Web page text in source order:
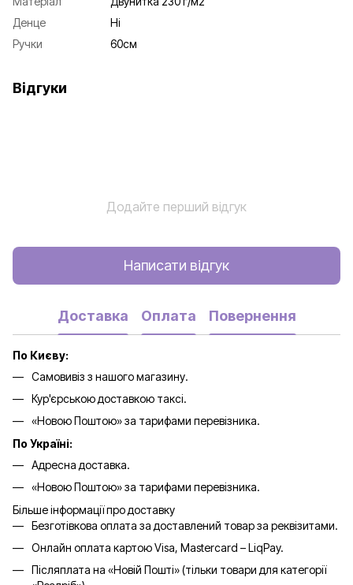
Денце
Ні
Ручки
60см
Відгуки
Додайте перший відгук
Написати відгук
Доставка Оплата Повернення
По Києву:
Самовивіз з нашого магазину.
Кур'єрською доставкою таксі.
«Новою Поштою» за тарифами перевізника.
По Україні:
Адресна доставка.
«Новою Поштою» за тарифами перевізника.
Більше інформації про доставку
Безготівкова оплата за доставлений товар за реквізитами.
Онлайн оплата картою Visa, Mastercard – LiqPay.
Післяплата на «Новій Пошті» (тільки товари для категорії